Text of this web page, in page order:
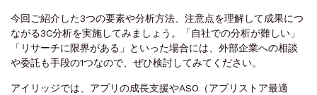
今回ご紹介した3つの要素や分析方法、注意点を理解して成果につ
ながる3C分析を実施してみましょう。「自社での分析が難しい」
「リサーチに限界がある」といった場合には、外部企業への相談
や委託も手段の1つなので、ぜひ検討してみてください。
アイリッジでは、アプリの成長支援やASO（アプリストア最適